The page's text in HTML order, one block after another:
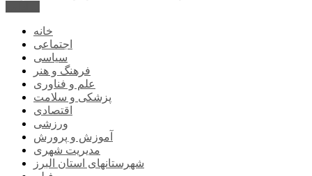
خانه
اجتماعی
سیاسی
فرهنگ و هنر
علم و فناوری
پزشکی و سلامت
اقتصادی
ورزشی
آموزش و پرورش
مدیریت شهری
شهرستانهای استان البرز